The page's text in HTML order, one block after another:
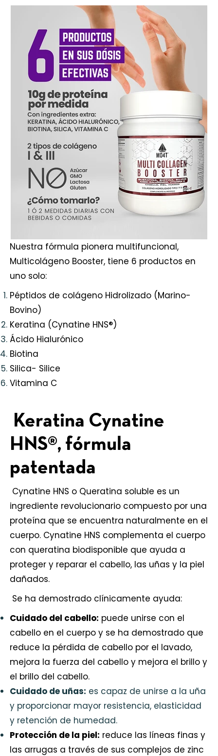
Nuestra fórmula pionera multifuncional,
Multicolágeno Booster, tiene 6 productos en
uno solo:
Péptidos de colágeno Hidrolizado (Marino-
Bovino)
Keratina (Cynatine HNS®)
Ácido Hialurónico
Biotina
Silica- Silice
Vitamina C
Keratina Cynatine
HNS®, fórmula
patentada
Cynatine HNS o Queratina soluble es un
ingrediente revolucionario compuesto por una
proteína que se encuentra naturalmente en el
cuerpo. Cynatine HNS complementa el cuerpo
con queratina biodisponible que ayuda a
proteger y reparar el cabello, las uñas y la piel
dañados.
Se ha demostrado clínicamente ayuda:
Cuidado del cabello: puede unirse con el
cabello en el cuerpo y se ha demostrado que
reduce la pérdida de cabello por el lavado,
mejora la fuerza del cabello y mejora el brillo y
el brillo del cabello.
Cuidado de uñas: es capaz de unirse a la uña
y proporcionar mayor resistencia, elasticidad
y retención de humedad.
Protección de la piel: reduce las líneas finas y
las arrugas a través de sus complejos de zinc